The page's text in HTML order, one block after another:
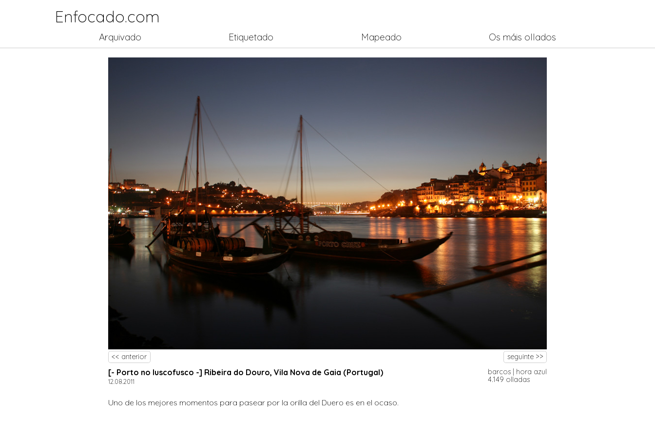
Enfocado.com
Arquivado Etiquetado Mapeado Os máis ollados
<< anterior seguinte >>
[- Porto no luscofusco -] Ribeira do Douro, Vila Nova de Gaia (Portugal)
12.08.2011
barcos
hora azul
4.149 olladas
Uno de los mejores momentos para pasear por la orilla del Duero es en el ocaso.